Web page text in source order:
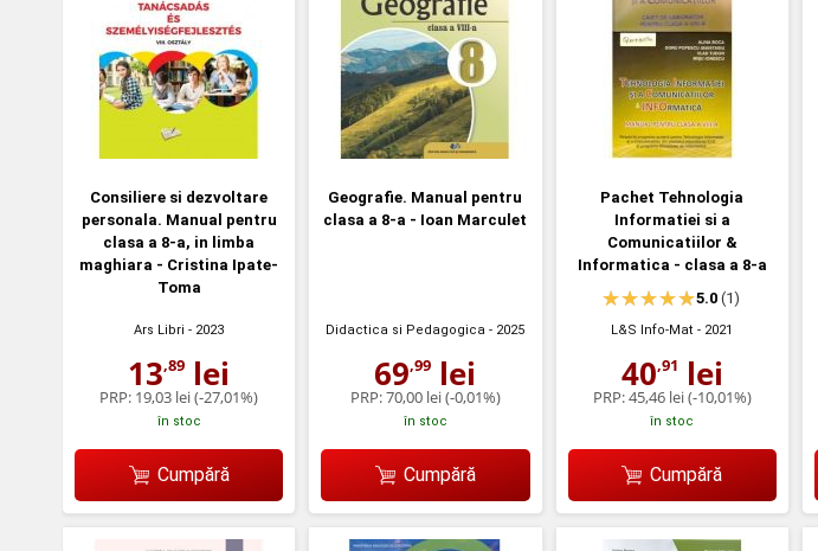
Consiliere si dezvoltare
personala. Manual pentru
clasa a 8-a, in limba
maghiara - Cristina Ipate-
Toma
Ars Libri - 2023
13,89 lei
PRP: 19,03 lei(-27,01%)
în stoc
Cumpără
Geografie. Manual pentru
clasa a 8-a - Ioan Marculet
Didactica si Pedagogica - 2025
69,99 lei
PRP:70,00 lei(-0,01%)
în stoc
Cumpără
Pachet Tehnologia
Informatiei si a
Comunicatiilor &
Informatica - clasa a 8-a
5.0 (1)
L&S Info-Mat - 2021
40,91 lei
PRP:45,46 lei(-10,01%)
în stoc
Cumpără